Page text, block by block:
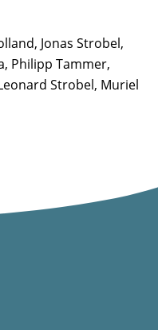
Jonas Strobel,
Philipp Tammer,
Strobel, Muriel